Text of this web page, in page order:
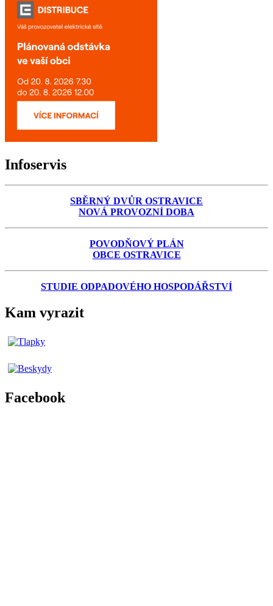
Infoservis
SBĚRNÝ DVŮR OSTRAVICE
NOVÁ PROVOZNÍ DOBA
POVODŇOVÝ PLÁN
OBCE OSTRAVICE
STUDIE ODPADOVÉHO HOSPODÁŘSTVÍ
Kam vyrazit
Facebook